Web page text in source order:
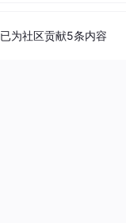
已为社区贡献5条内容